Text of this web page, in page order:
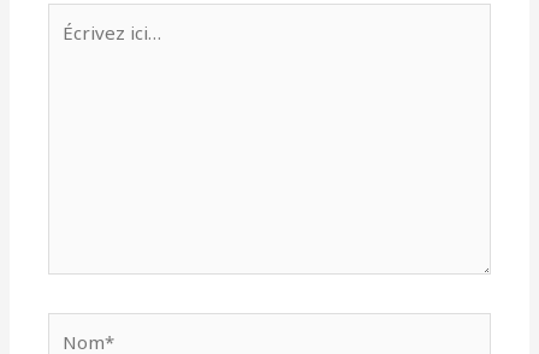
Écrivez
ici…